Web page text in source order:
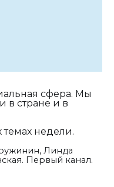
сфера. Мы
в стране и в
недели.
Линда
Первый канал.